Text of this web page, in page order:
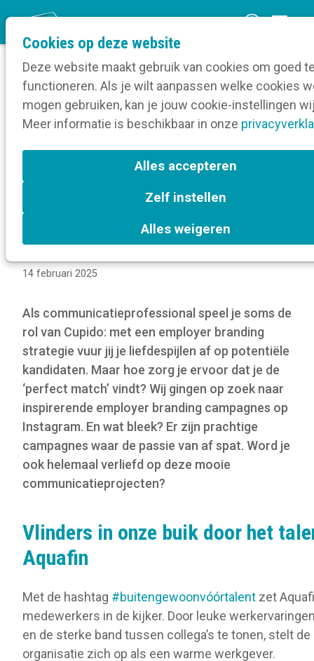
Cookies op deze website
Deze website maakt gebruik van cookies om goed
functioneren. Als je wilt aanpassen welke cookies
mogen gebruiken, kan je jouw cookie-instellingen
Meer informatie is beschikbaar in onze
Alles accepteren
Zelf instellen
Alles weigeren
e
n
m
Home
Blog
Employer branding campagnes die harten
Employer branding
campagnes die harten
veroveren
14 februari 2025
Als communicatieprofessional speel je soms de
rol van Cupido: met een employer branding
strategie vuur jij je liefdespijlen af op potentiële
kandidaten. Maar hoe zorg je ervoor dat je de
‘perfect match’ vindt? Wij gingen op zoek naar
inspirerende employer branding campagnes op
Instagram. En wat bleek? Er zijn prachtige
campagnes waar de passie van af spat. Word je
ook helemaal verliefd op deze mooie
communicatieprojecten?
Vlinders in onze buik door het
Aquafin
Met de hashtag #buitengewoonvóórtalent zet
medewerkers in de kijker. Door leuke
en de sterke band tussen collega’s te tonen, stelt de
organisatie zich op als een warme werkgever.